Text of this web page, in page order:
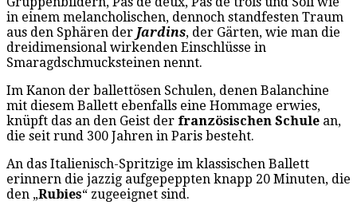
in einem melancholischen, dennoch standfesten Traum
aus den Sphären der Jardins, der Gärten, wie man die
dreidimensional wirkenden Einschlüsse in
Smaragdschmucksteinen nennt.
Im Kanon der ballettösen Schulen, denen Balanchine
mit diesem Ballett ebenfalls eine Hommage erwies,
knüpft das an den Geist der französischen Schule an,
die seit rund 300 Jahren in Paris besteht.
An das Italienisch-Spritzige im klassischen Ballett
erinnern die jazzig aufgepeppten knapp 20 Minuten, die
den „Rubies“ zugeeignet sind.